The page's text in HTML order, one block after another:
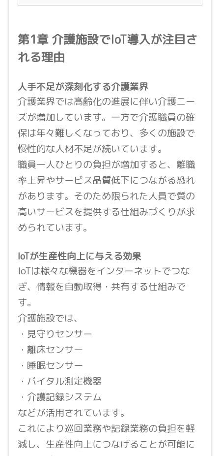
第1章 介護施設でIoT導入が注目さ
れる理由
人手不足が深刻化する介護業界
介護業界では高齢化の進展に伴い介護ニー
ズが増加しています。一方で介護職員の確
保は年々難しくなっており、多くの施設で
慢性的な人材不足が続いています。
職員一人ひとりの負担が増加すると、離職
率上昇やサービス品質低下につながる恐れ
があります。そのため限られた人員で質の
高いサービスを提供する仕組みづくりが求
められています。
IoTが生産性向上に与える効果
IoTは様々な機器をインターネットでつな
ぎ、情報を自動取得・共有する仕組みで
す。
介護施設では、
・見守りセンサー
・離床センサー
・睡眠センサー
・バイタル測定機器
・介護記録システム
などが活用されています。
これにより巡回業務や記録業務の負担を軽
減し、生産性向上につなげることが可能に